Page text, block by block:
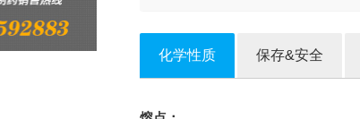
化学性质 保存&安全